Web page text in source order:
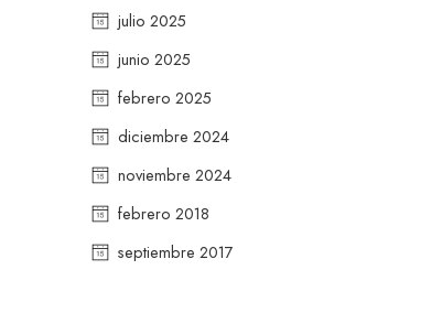
julio 2025
junio 2025
febrero 2025
diciembre 2024
noviembre 2024
febrero 2018
septiembre 2017